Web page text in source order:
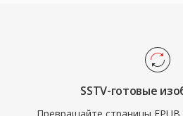
SSTV-готовые